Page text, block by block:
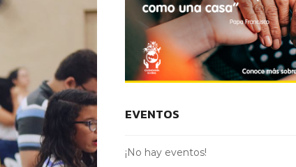
EVENTOS
¡No hay eventos!